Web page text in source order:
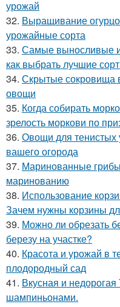
урожай
32. Выращивание
урожайные сорта
33. Самые выносливые
как выбрать лучшие
34. Скрытые сокровища
овощи
35. Когда собирать
зрелость моркови по
36. Овощи для тенистых
вашего огорода
37. Маринованные
маринованию
38. Использование
Зачем нужны корзины
39. Можно ли обрезать
березу на участке?
40. Красота и урожай в
плодородный сад
41. Вкусная и
шампиньонами.